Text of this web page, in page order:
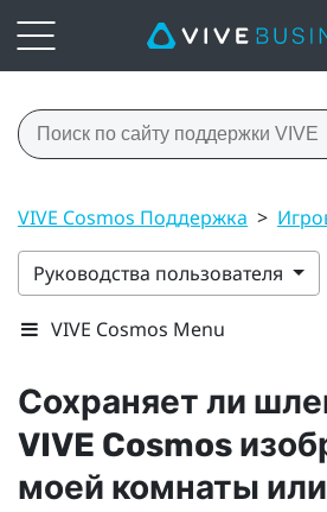
VIVE Cosmos Поддержка >
Руководства пользователя
VIVE Cosmos Menu
Сохраняет ли
VIVE Cosmos
моей комнаты или